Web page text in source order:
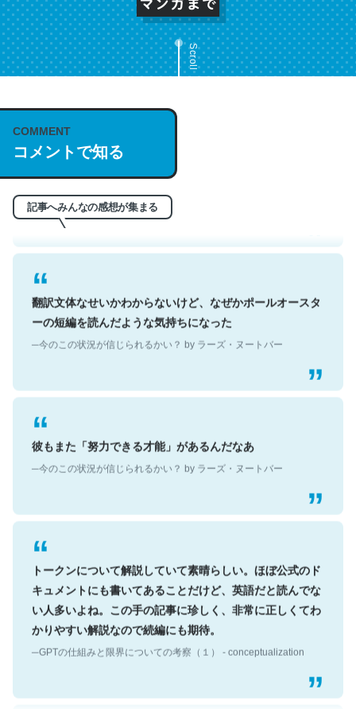
Scroll
COMMENT
コメントで知る
記事へみんなの感想が集まる
これは名文。彼はとてもクレバーなんだろうなと凄く思
う。英語少しでも読める人は原文もお勧め。自分はこの流
れ好き。Let’s Fucking Go. Then Covid hit. Shit.
─今のこの状況が信じられるかい？ by ラーズ・ヌートバー
翻訳文体なせいかわからないけど、なぜかポールオースタ
ーの短編を読んだような気持ちになった
─今のこの状況が信じられるかい？ by ラーズ・ヌートバー
彼もまた「努力できる才能」があるんだなあ
─今のこの状況が信じられるかい？ by ラーズ・ヌートバー
トークンについて解説していて素晴らしい。ほぼ公式のド
キュメントにも書いてあることだけど、英語だと読んでな
い人多いよね。この手の記事に珍しく、非常に正しくてわ
かりやすい解説なので続編にも期待。
─GPTの仕組みと限界についての考察（１） - conceptualization